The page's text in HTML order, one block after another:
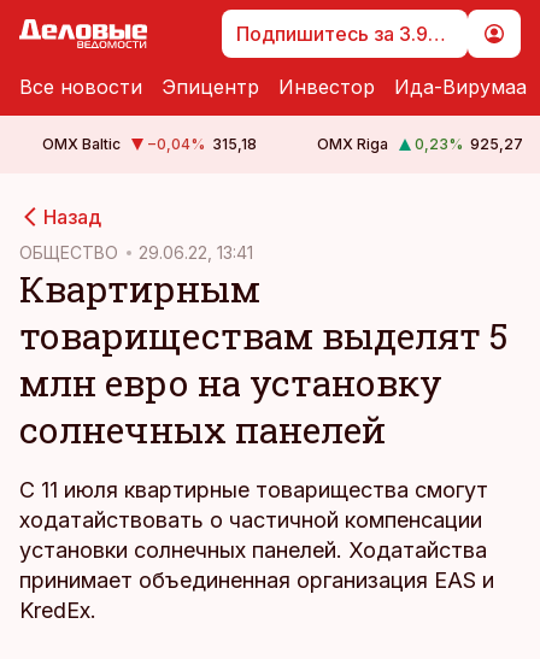
Подпишитесь за 3.99 €
Все новости Эпицентр Инвестор Ида-Вирумаа
OMX Baltic −0,04% 315,18 OMX Riga 0,23% 925,27
Назад
ОБЩЕСТВО 29.06.22, 13:41
Квартирным
товариществам выделят 5
млн евро на установку
солнечных панелей
С 11 июля квартирные товарищества смогут
ходатайствовать о частичной компенсации
установки солнечных панелей. Ходатайства
принимает объединенная организация EAS и
KredEx.